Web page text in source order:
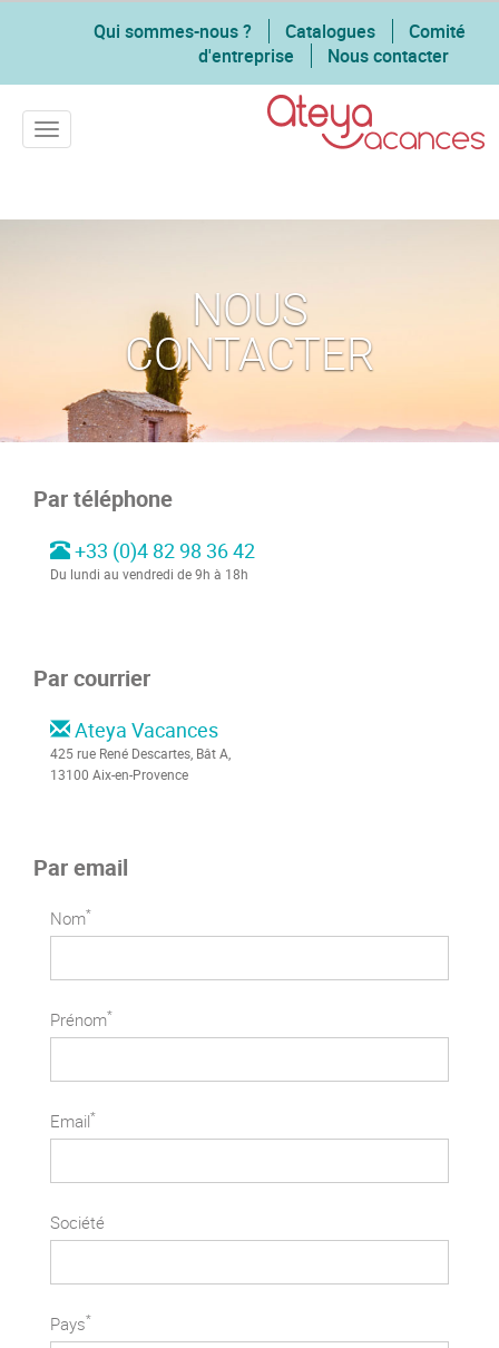
Qui sommes-nous ? Catalogues
Comité
d'entreprise
Nous contacter
Toggle navigation
NOUS
CONTACTER
Par téléphone
+33 (0)4 82 98 36 42
Du lundi au vendredi de 9h à 18h
Par courrier
Ateya Vacances
425 rue René Descartes, Bât A,
13100 Aix-en-Provence
Par email
Nom*
Prénom*
Email*
Société
Pays*